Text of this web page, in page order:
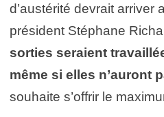
d’austérité devrait arriver
président Stéphane
sorties seraient
même si elles n’auront
souhaite s’offrir le